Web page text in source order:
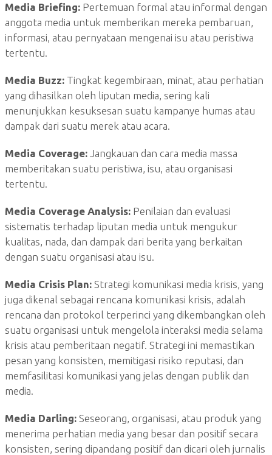
Media Briefing: Pertemuan formal atau informal dengan
anggota media untuk memberikan mereka pembaruan,
informasi, atau pernyataan mengenai isu atau peristiwa
tertentu.
Media Buzz: Tingkat kegembiraan, minat, atau perhatian
yang dihasilkan oleh liputan media, sering kali
menunjukkan kesuksesan suatu kampanye humas atau
dampak dari suatu merek atau acara.
Media Coverage: Jangkauan dan cara media massa
memberitakan suatu peristiwa, isu, atau organisasi
tertentu.
Media Coverage Analysis: Penilaian dan evaluasi
sistematis terhadap liputan media untuk mengukur
kualitas, nada, dan dampak dari berita yang berkaitan
dengan suatu organisasi atau isu.
Media Crisis Plan: Strategi komunikasi media krisis, yang
juga dikenal sebagai rencana komunikasi krisis, adalah
rencana dan protokol terperinci yang dikembangkan oleh
suatu organisasi untuk mengelola interaksi media selama
krisis atau pemberitaan negatif. Strategi ini memastikan
pesan yang konsisten, memitigasi risiko reputasi, dan
memfasilitasi komunikasi yang jelas dengan publik dan
media.
Media Darling: Seseorang, organisasi, atau produk yang
menerima perhatian media yang besar dan positif secara
konsisten, sering dipandang positif dan dicari oleh jurnalis